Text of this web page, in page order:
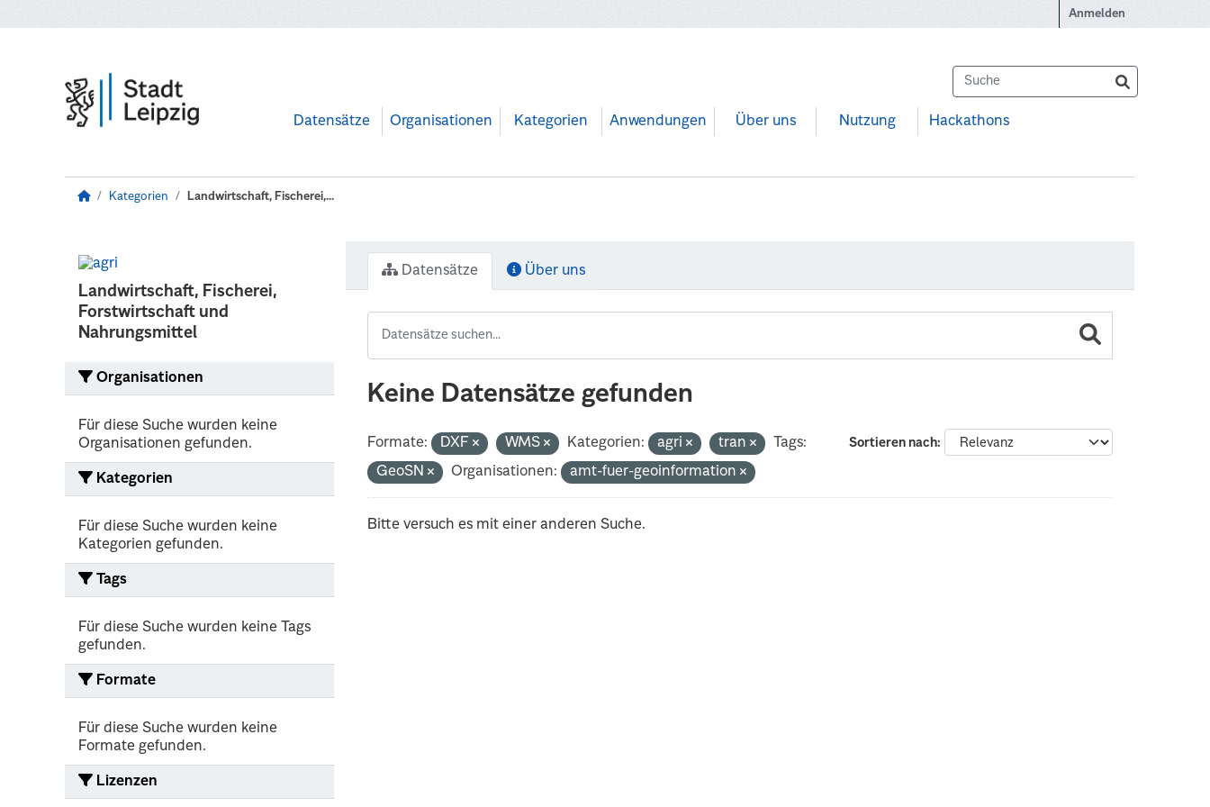
Anmelden
Datensätze Organisationen Kategorien Anwendungen Über uns Nutzung Hackathons
Kategorien Landwirtschaft, Fischerei,...
Landwirtschaft, Fischerei,
Forstwirtschaft und
Nahrungsmittel
Organisationen
Für diese Suche wurden keine
Organisationen gefunden.
Kategorien
Für diese Suche wurden keine
Kategorien gefunden.
Tags
Für diese Suche wurden keine Tags
gefunden.
Formate
Für diese Suche wurden keine
Formate gefunden.
Lizenzen
Datensätze Über uns
Keine Datensätze gefunden
Sortieren nach
Formate: DXF WMS Kategorien: agri tran
Tags:
GeoSN
Organisationen: amt-fuer-geoinformation
Bitte versuch es mit einer anderen Suche.